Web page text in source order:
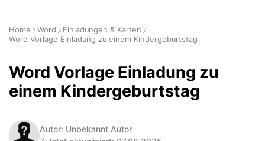
Home Word
Einladungen & Karten
Word Vorlage Einladung zu einem Kindergeburtstag
Word Vorlage Einladung zu
einem Kindergeburtstag
Autor: Unbekannt Autor